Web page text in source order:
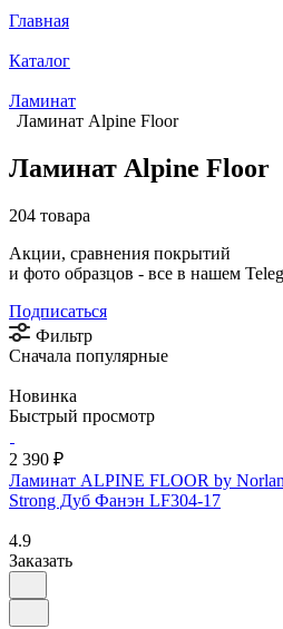
Главная
Каталог
Ламинат
Ламинат Alpine Floor
Ламинат Alpine Floor
204 товара
Акции, сравнения покрытий
и фото образцов - все в нашем
Подписаться
Фильтр
Сначала популярные
Новинка
Быстрый просмотр
2 390 ₽
Ламинат ALPINE FLOOR by
Strong Дуб Фанэн LF304-17
4.9
Заказать